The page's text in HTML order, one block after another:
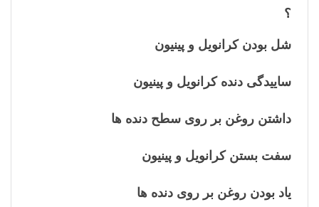
؟
شل بودن کرانویل و پینیون
ساییدگی دنده کرانویل و پینیون
داشتن روغن بر روی سطح دنده ها
سفت بستن کرانویل و پینیون
یاد بودن روغن بر روی دنده ها